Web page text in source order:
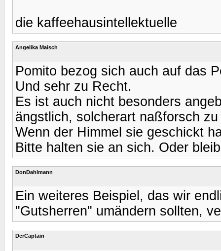
die kaffeehausintellektuelle
Angelika Maisch
Pomito bezog sich auch auf das
Und sehr zu Recht.
Es ist auch nicht besonders
ängstlich, solcherart naßforsch
Wenn der Himmel sie geschickt
Bitte halten sie an sich. Oder
DonDahlmann
Ein weiteres Beispiel, das wir
"Gutsherren" umändern sollten,
DerCaptain